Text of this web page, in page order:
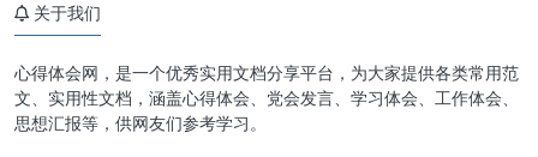
四、强化效率意识：智能工作，
优化产出
关于我们
心得体会网，是一个优秀实用文档分享平台，为大家提供各类常用范
文、实用性文档，涵盖心得体会、党会发言、学习体会、工作体会、
思想汇报等，供网友们参考学习。